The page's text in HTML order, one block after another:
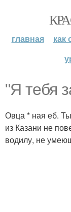
главная как
"Я тебя
Овца * ная еб.
из Казани не
водилу, не